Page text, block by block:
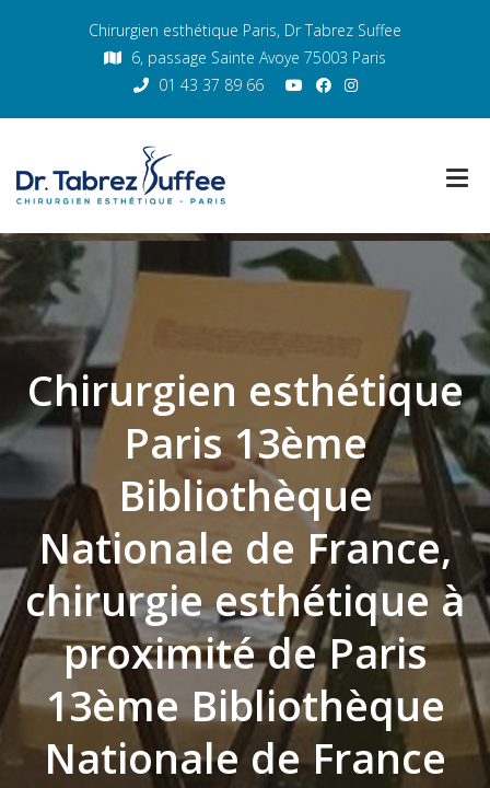
Chirurgien esthétique Paris, Dr Tabrez Suffee
6, passage Sainte Avoye 75003 Paris
01 43 37 89 66
Chirurgien esthétique
Paris 13ème
Bibliothèque
Nationale de France,
chirurgie esthétique à
proximité de Paris
13ème Bibliothèque
Nationale de France